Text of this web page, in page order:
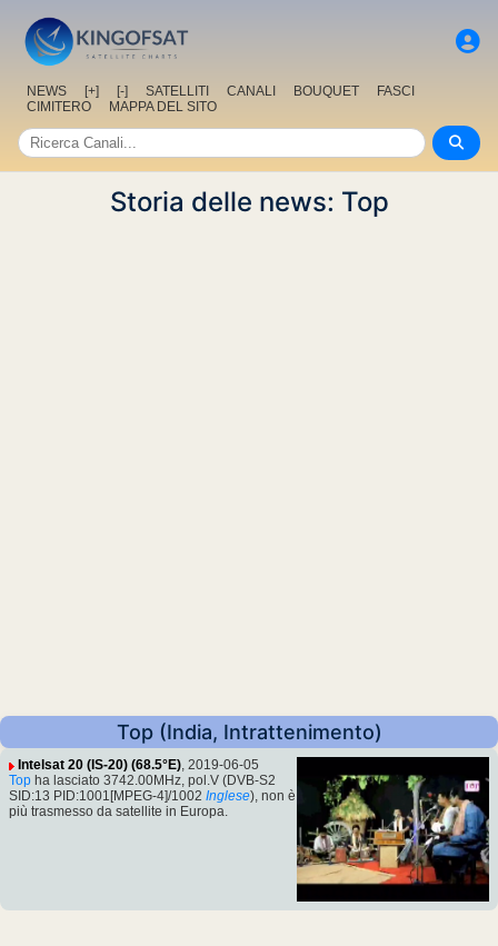
NEWS [+] [-] SATELLITI CANALI BOUQUET
FASCI
CIMITERO
MAPPA DEL SITO
Storia delle news: Top
Top (India, Intrattenimento)
Intelsat 20 (IS-20) (68.5°E), 2019-06-05
Top ha lasciato 3742.00MHz, pol.V (DVB-S2
SID:13 PID:1001[MPEG-4]/1002 Inglese), non è
più trasmesso da satellite in Europa.